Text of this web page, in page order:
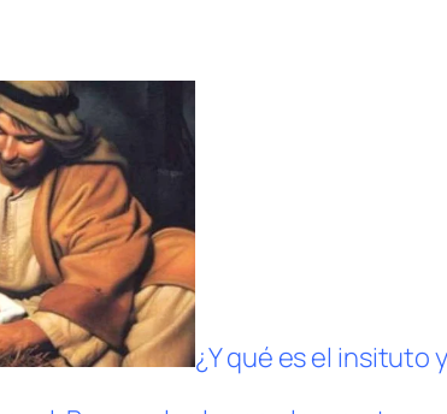
¿Y qué es el insituto